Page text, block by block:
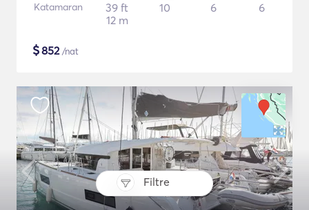
Filtre
Katamaran
39 ft
12 m
10 6 6
$852/nat